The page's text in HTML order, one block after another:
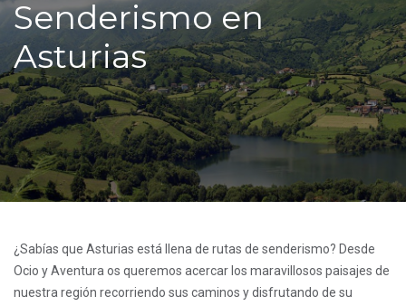
Senderismo en
Asturias
¿Sabías que Asturias está llena de rutas de senderismo? Desde
Ocio y Aventura os queremos acercar los maravillosos paisajes de
nuestra región recorriendo sus caminos y disfrutando de su